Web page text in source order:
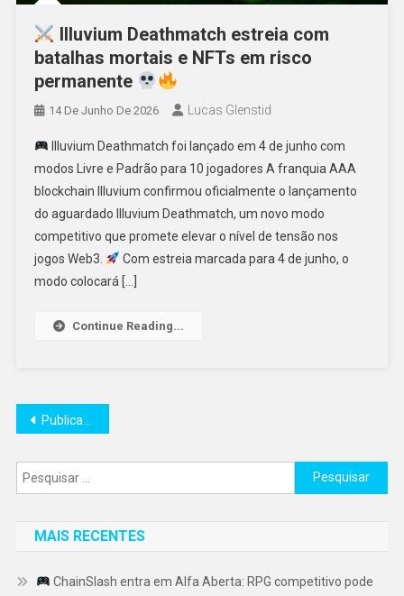
Illuvium Deathmatch estreia com
batalhas mortais e NFTs em risco
permanente
14 De Junho De 2026 Lucas Glenstid
Illuvium Deathmatch foi lançado em 4 de junho com
modos Livre e Padrão para 10 jogadores A franquia AAA
blockchain Illuvium confirmou oficialmente o lançamento
do aguardado Illuvium Deathmatch, um novo modo
competitivo que promete elevar o nível de tensão nos
jogos Web3.
Com estreia marcada para 4 de junho, o
modo colocará […]
Continue Reading...
Navegação
por
posts
Publicações mais antigas
Pesquisar
por:
MAIS RECENTES
ChainSlash entra em Alfa Aberta: RPG competitivo pode